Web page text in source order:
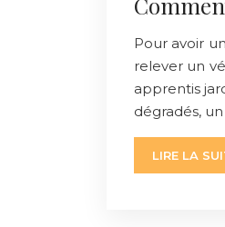
Pour avoir
relever un
apprentis
dégradés,
LIRE LA